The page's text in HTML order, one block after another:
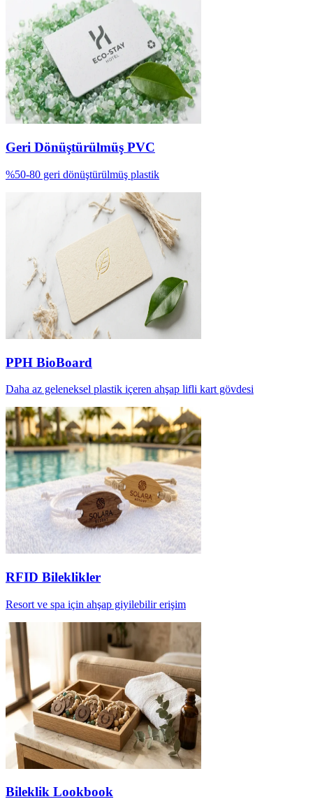
Geri Dönüştürülmüş PVC
%50-80 geri dönüştürülmüş plastik
PPH BioBoard
Daha az geleneksel plastik içeren ahşap lifli kart gövdesi
RFID Bileklikler
Resort ve spa için ahşap giyilebilir erişim
Bileklik Lookbook